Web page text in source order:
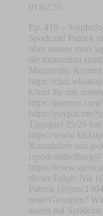
01:02:55
Ep. 419 –
Spodcast! Patrick
über unsere zwei
die momentan
Manzambi. Kommt
https://
könnt ihr uns
https://
https://paypal.me/
Tippspiel 25/26 hat
https://
Kontaktiere uns
(
https://
dieser Folge: Nik
Patrick
neue Georgien?
zuerst auf Spodcast